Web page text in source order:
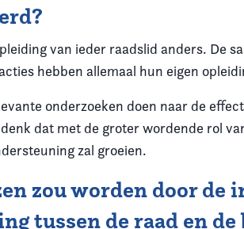
van ieder raadslid anders. De
hebben allemaal hun eigen
onderzoeken doen naar de
dat met de groter wordende rol
zal groeien.
zou worden door
tussen de raad en